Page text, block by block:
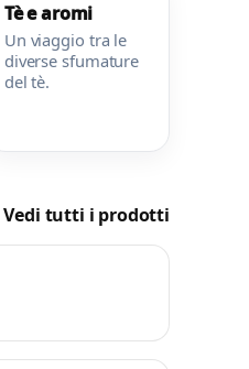
Gusto
Tè e aromi
Un viaggio tra le
diverse sfumature
del tè.
Vedi tutti i prodotti